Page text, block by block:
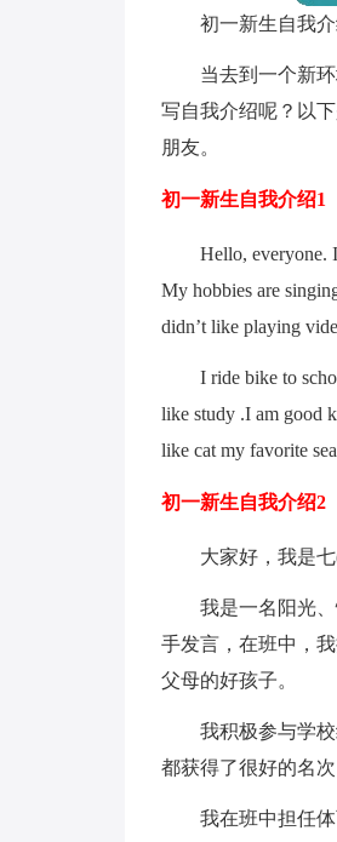
初一新生自我
当去到一个新
写自我介绍呢？以
朋友。
初一新生自我介绍1
Hello, everyone.
My hobbies are
didn’t like playing
I ride bike to
like study .I am good
like cat my favorite
初一新生自我介绍2
大家好，我是
我是一名阳光
手发言，在班中，
父母的好孩子。
我积极参与学
都获得了很好的名
我在班中担任